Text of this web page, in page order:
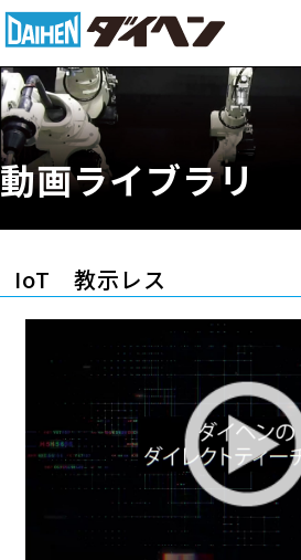
動画ライブラリ
IoT 教示レス